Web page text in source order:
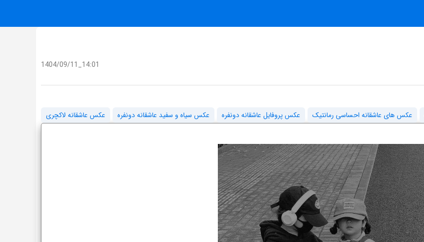
1404/09/11_14:01
عکس های عاشقانه احساسی رمانتیک عکس پروفایل عاشقانه دونفره عکس سیاه و سفید عاشقانه دونفره عکس عاشقانه لاکچری